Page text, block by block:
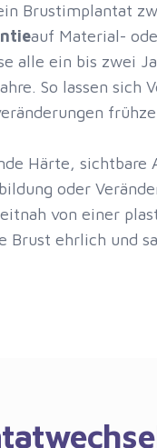
Brustimplantat
auf Material-
alle ein bis zwei
So lassen sich
Härte,
oder
von einer
Brust ehrlich und